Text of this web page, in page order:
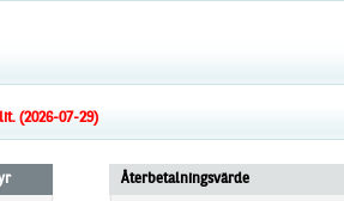
(2026-07-29)
Återbetalningsvärde